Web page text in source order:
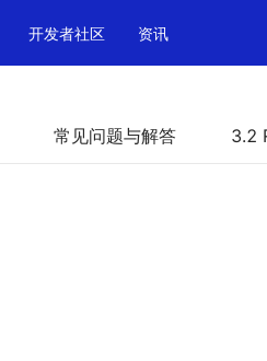
开发者社区 资讯
常见问题与解答 3.2